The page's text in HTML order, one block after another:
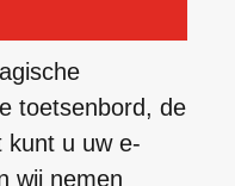
toetsenbord, de
kunt u uw e-
wij nemen